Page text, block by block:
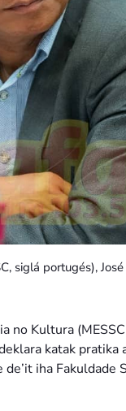
siglá portugés),
no Kultura
katak pratika
iha